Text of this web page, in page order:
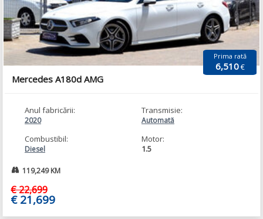
Prima rată
6,510€
Mercedes A180d AMG
Anul fabricării:
2020
Transmisie:
Automată
Combustibil:
Diesel
Motor:
1.5
119,249 KM
€ 22,699
€ 21,699